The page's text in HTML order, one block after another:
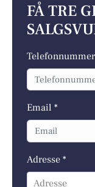
FÅ TRE
Email *
Adresse *
Adresse